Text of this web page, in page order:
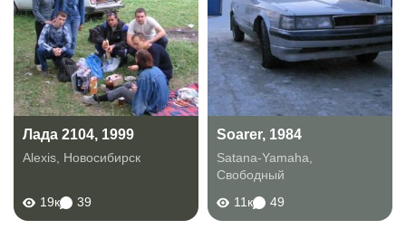
Лада 2104, 1999
Alexis Новосибирск
19к 39
Soarer, 1984
Satana-Yamaha
Свободный
11к
49